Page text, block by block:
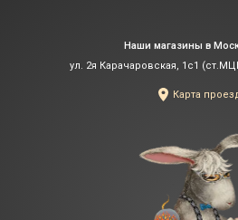
Наши магазины в
ул. 2я Карачаровская, 1с1
Карта